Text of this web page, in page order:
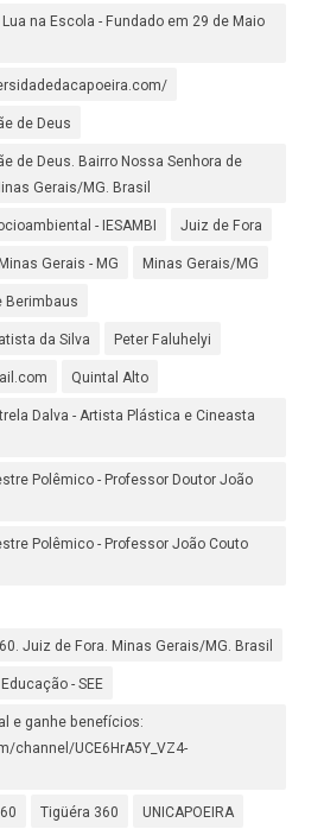
na Escola - Fundado em 29 de Maio
de Deus
de Deus. Bairro Nossa Senhora de
Gerais/MG. Brasil
- IESAMBI Juiz de Fora
Minas Gerais - MG Minas Gerais/MG
Berimbaus
da Silva Peter Faluhelyi
Quintal Alto
Dalva - Artista Plástica e Cineasta
Polêmico - Professor Doutor João
Polêmico - Professor João Couto
Juiz de Fora. Minas Gerais/MG. Brasil
- SEE
e ganhe benefícios:
channel/UCE6HrA5Y_VZ4-
Tigüéra 360 UNICAPOEIRA